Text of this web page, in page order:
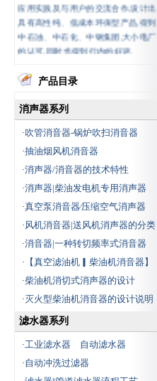
具有高性纯、低成本环保型产品,得到
中石油、中石化、中钢集团,大小电厂
的认可,同时也得到行内的好评.
化、化工冶金、制药、造纸、环保水
机消声器、除氧器、射水抽气器、蒸
汽消声器、自动滤水器、蒸汽消音
器、电动二次滤网、真空滤油机、工
业滤水器、激光打孔滤水器(专利
号:200720039900.2)、胶球清洗装置其
号:200720035746.1)、收球网(专利
号:200720035745.7)、化学补水,排汽消
声装置,消声器(风机消音装置),隔音室
减温减压器、锅炉消声器、煤灰取样
器、风机，蒸汽，安全阀，锅炉消音
器，消声器等.
公司培养了多位技术全面的工程
技术员和销售人员,建立现代销售网络,
技术咨询、安装调试一条龙服务,为客
户解决技术问题,急客户所急,不光提供
优质产品,同时还为客户现场设计、现
场制作特殊产品.
产品目录
消声器系列
·吹管消音器-锅炉吹扫消音器
·抽油烟风机消音器
·消声器/消音器的技术特性
·消声器|柴油发电机专用消声器
·真空泵消音器∕压缩空气消声器
·风机消音器|送风机消声器的分类
·消音器|一种转切频率式消音器
· 【真空滤油机▎柴油机消音器】
·柴油机消切式消声器的设计
·灭火型柴油机消音器的设计说明
滤水器系列
·工业滤水器 自动滤水器
·自动冲洗过滤器